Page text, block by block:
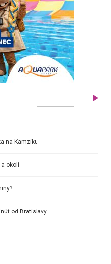
na Kamzíku
a okolí
od Bratislavy